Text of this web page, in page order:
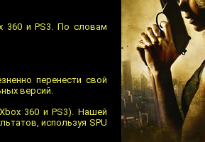
360 и PS3. По словам
перенести свой
версий.
360 и PS3). Нашей
используя SPU